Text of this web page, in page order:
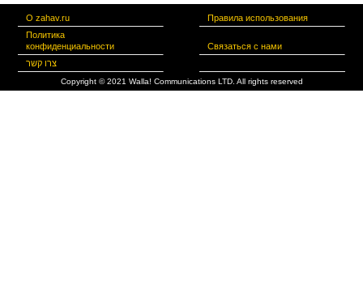
О zahav.ru
Правила использования
Политика
конфиденциальности
Связаться с нами
צרו קשר
Copyright © 2021 Walla! Communications LTD. All rights reserved